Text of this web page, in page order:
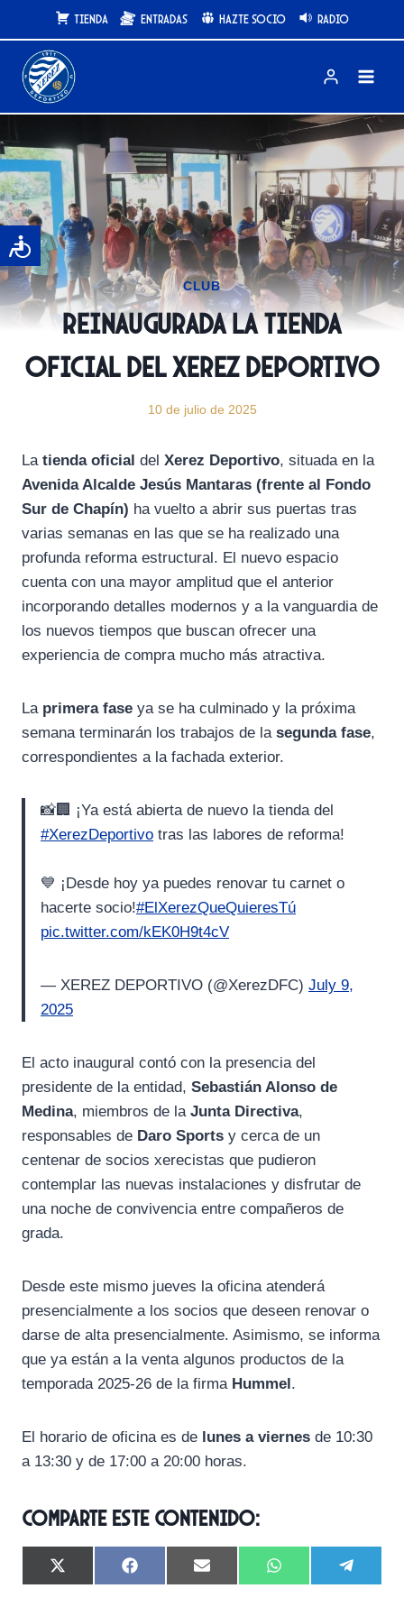
al
contenido
Tienda Entradas Hazte Socio Radio
CLUB
Reinaugurada la tienda
oficial del Xerez Deportivo
10 de julio de 2025
Latienda oficial del Xerez Deportivo, situada en la
Avenida Alcalde Jesús Mantaras (frente al Fondo
Sur de Chapín) ha vuelto a abrir sus puertas tras
varias semanas en las que se ha realizado una
profunda reforma estructural. El nuevo espacio
cuenta con una mayor amplitud que el anterior
incorporando detalles modernos y a la vanguardia de
los nuevos tiempos que buscan ofrecer una
experiencia de compra mucho más atractiva.
Laprimera fase ya se ha culminado y la próxima
semana terminarán los trabajos de la segunda fase,
correspondientes a la fachada exterior.
📸🏢 ¡Ya está abierta de nuevo la tienda del
#XerezDeportivo tras las labores de reforma!
💙 ¡Desde hoy ya puedes renovar tu carnet o
hacerte socio!#ElXerezQueQuieresTú
pic.twitter.com/kEK0H9t4cV
— XEREZ DEPORTIVO (@XerezDFC) July 9,
2025
El acto inaugural contó con la presencia del
presidente de la entidad, Sebastián Alonso de
Medina, miembros de laJunta Directiva,
responsables de Daro Sports y cerca de un
centenar de socios xerecistas que pudieron
contemplar las nuevas instalaciones y disfrutar de
una noche de convivencia entre compañeros de
grada.
Desde este mismo jueves la oficina atenderá
presencialmente a los socios que deseen renovar o
darse de alta presencialmente. Asimismo, se informa
que ya están a la venta algunos productos de la
temporada 2025-26 de la firma Hummel .
El horario de oficina es de lunes a viernes de 10:30
a 13:30 y de 17:00 a 20:00 horas.
Comparte este contenido:
C
o
X
(
C
o
F
a
C
o
E
m
C
o
W
h
C
o
e